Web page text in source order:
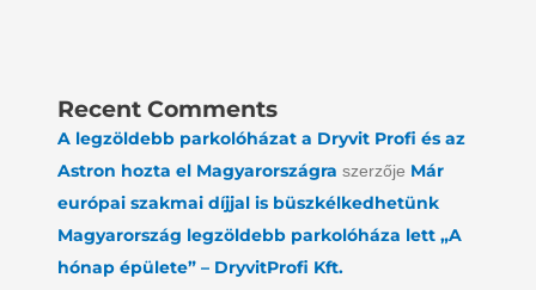
Recent Comments
A legzöldebb parkolóházat a Dryvit Profi és az
Astron hozta el Magyarországra szerzője Már
európai szakmai díjjal is büszkélkedhetünk
Magyarország legzöldebb parkolóháza lett „A
hónap épülete” – DryvitProfi Kft.